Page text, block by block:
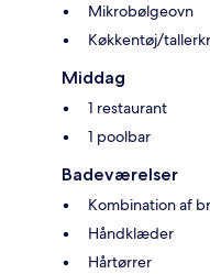
Mikrobølgeovn
Køkkentøj/
Middag
1 restaurant
1 poolbar
Badeværelser
Kombination af
Håndklæder
Hårtørrer